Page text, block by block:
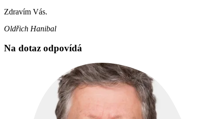
Zdravím Vás.
Oldřich Hanibal
Na dotaz odpovídá